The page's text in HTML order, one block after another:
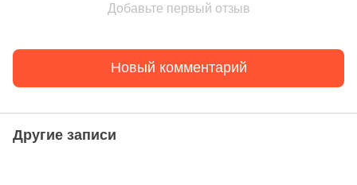
Добавьте первый отзыв
Новый комментарий
Другие записи